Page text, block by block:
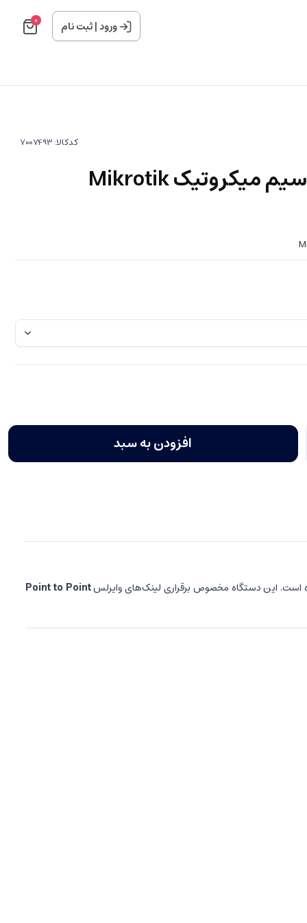
ورود|ثبت نام 0
کدکالا:
اکسس پوینت بی سیم میکروتیک Mikrotik
افزودن به سبد
Point to Point